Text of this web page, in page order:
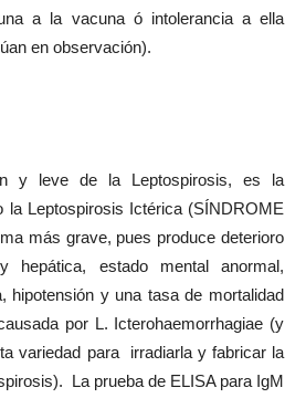
a la vacuna ó intolerancia a ella
en observación).
y leve de la Leptospirosis, es la
la Leptospirosis Ictérica (SÍNDROME
más grave, pues produce deterioro
estado mental anormal,
hipotensión y una tasa de mortalidad
por L. Icterohaemorrhagiae (y
variedad para irradiarla y fabricar la
La prueba de ELISA para IgM